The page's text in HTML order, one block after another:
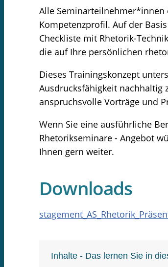
Alle
Kompetenzprofil. Auf der
Checkliste mit Rhetorik-
die auf Ihre persönlichen
Dieses Trainingskonzept
Ausdrucksfähigkeit
anspruchsvolle Vorträge und
Wenn Sie eine ausführliche
Rhetorikseminare - Angebot
Ihnen gern weiter.
Downloads
Inhalte - Das lernen Sie in